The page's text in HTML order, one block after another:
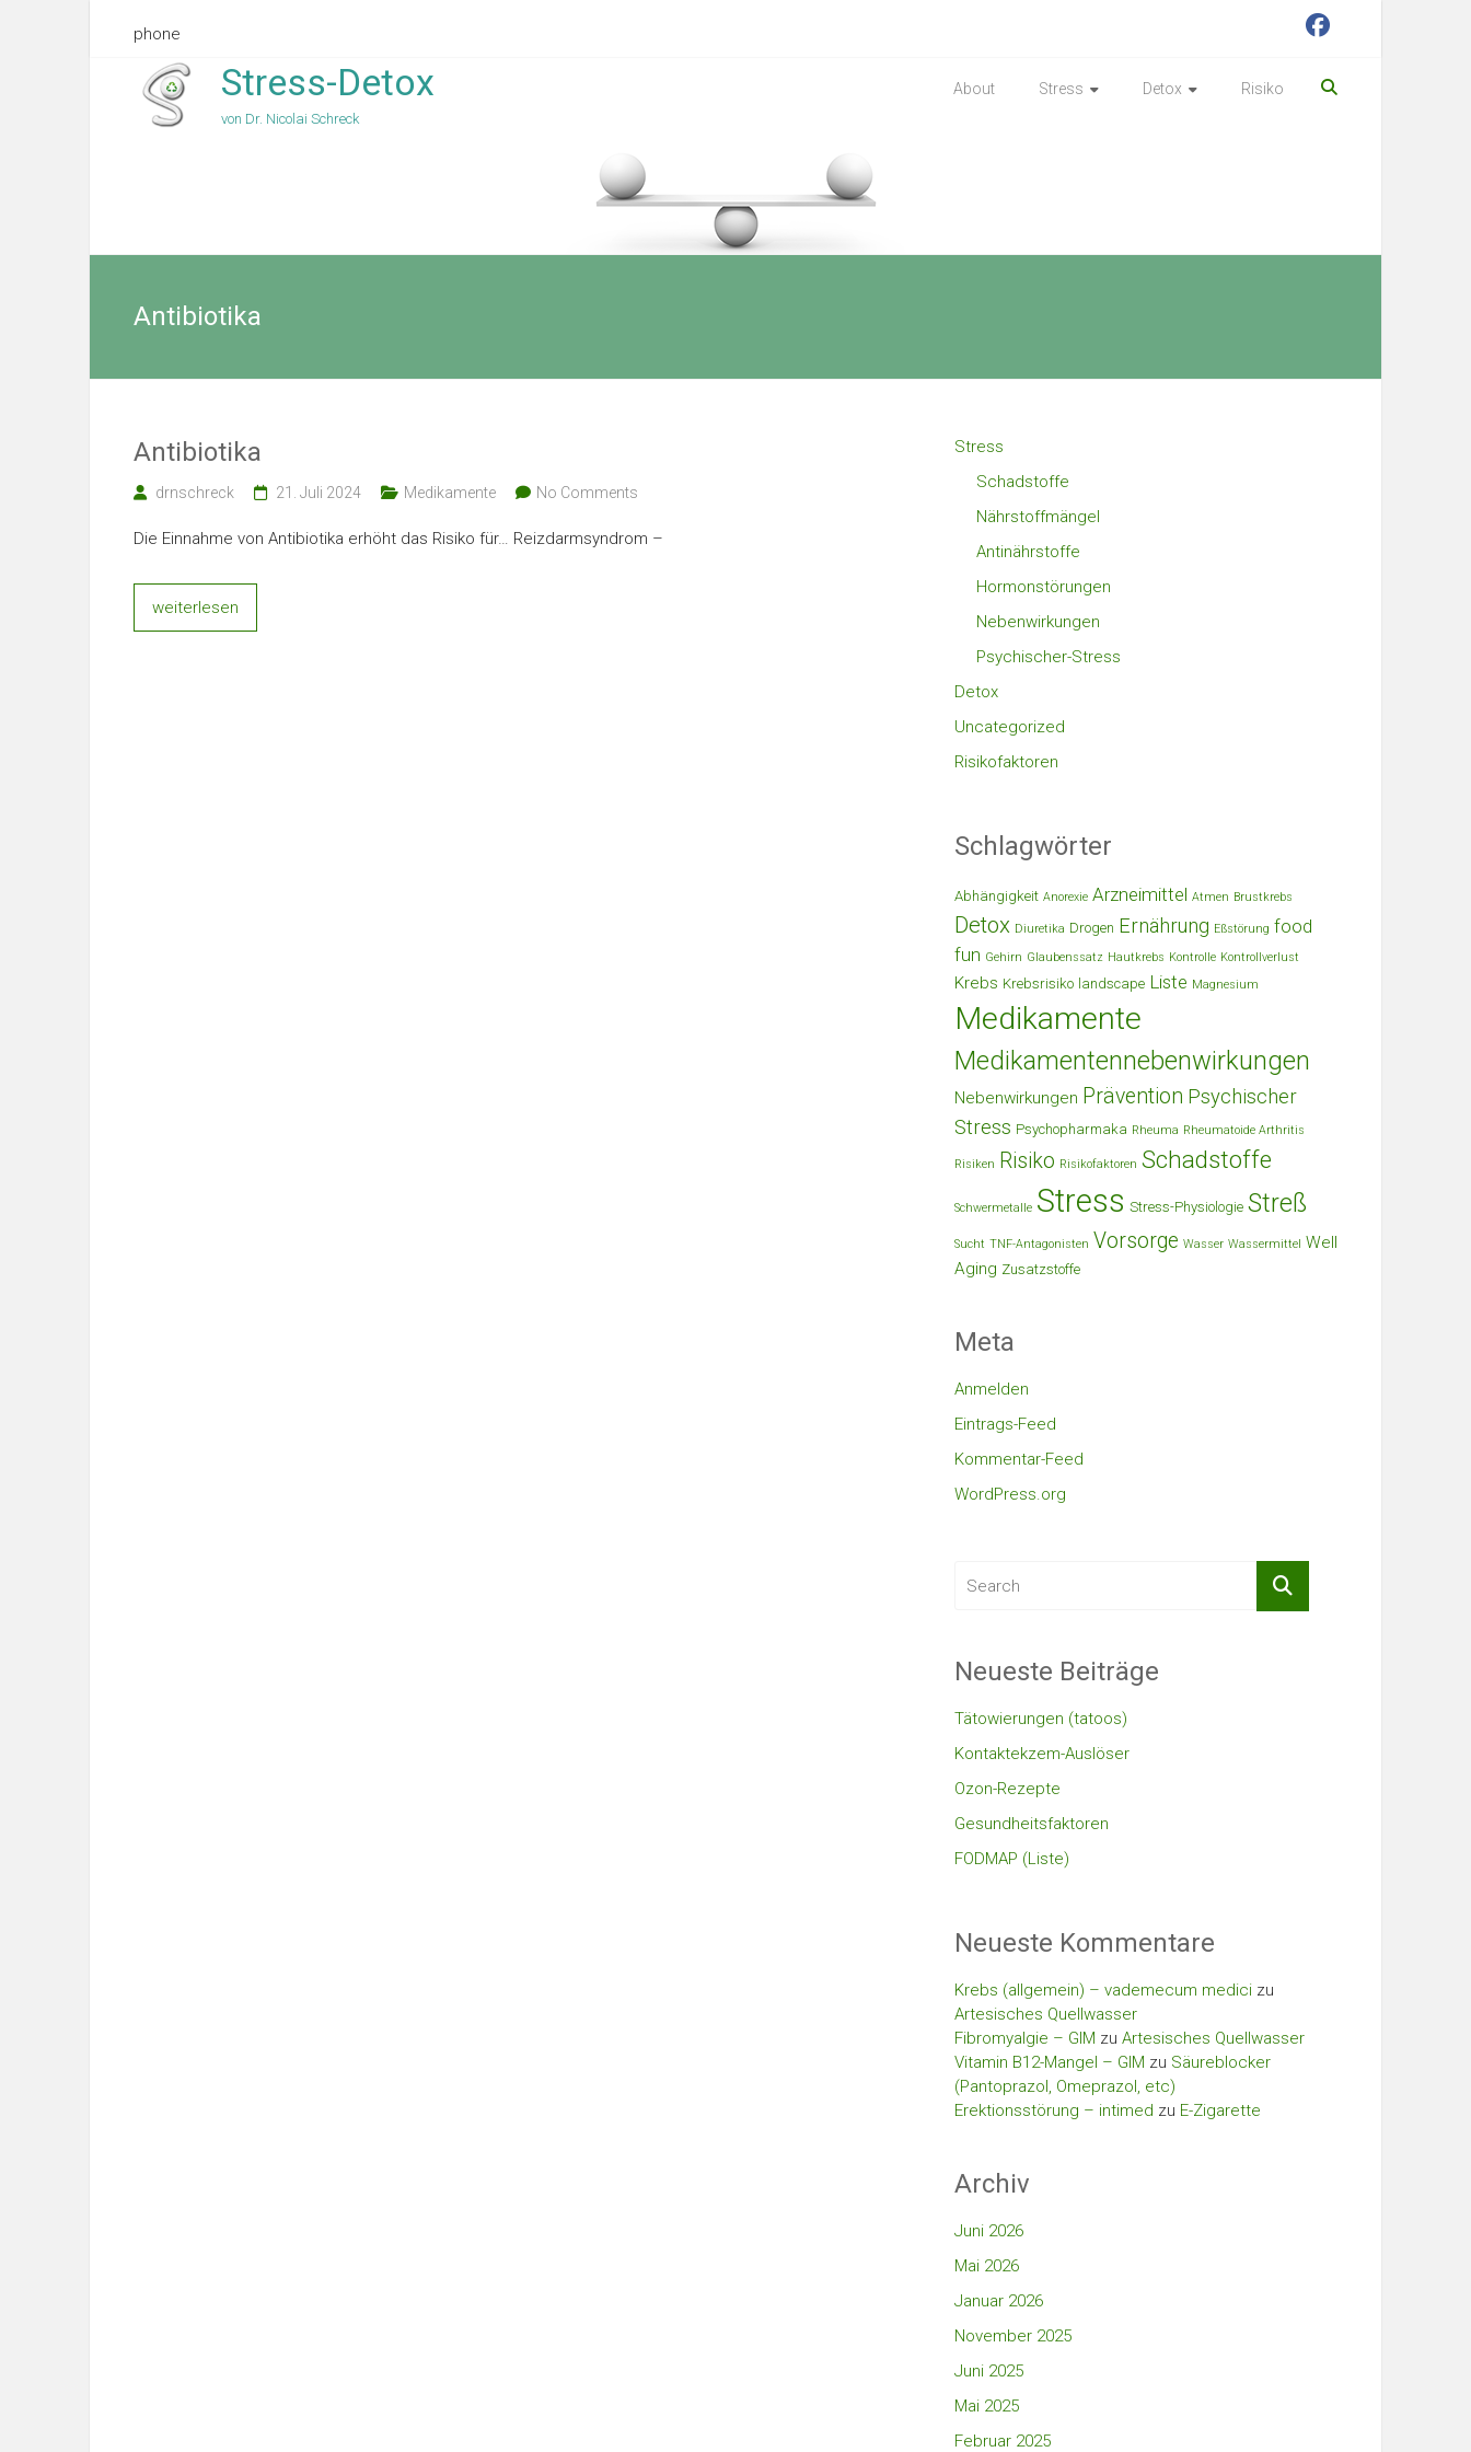
phone
Stress-Detox
von Dr. Nicolai Schreck
About Stress Detox Risiko
Antibiotika
Antibiotika
drnschreck 21. Juli 2024 Medikamente No Comments
Die Einnahme von Antibiotika erhöht das Risiko für… Reizdarmsyndrom –
weiterlesen
Stress
Schadstoffe
Nährstoffmängel
Antinährstoffe
Hormonstörungen
Nebenwirkungen
Psychischer-Stress
Detox
Uncategorized
Risikofaktoren
Schlagwörter
Abhängigkeit Anorexie Arzneimittel Atmen Brustkrebs
Detox Diuretika Drogen Ernährung Eßstörung food
fun Gehirn Glaubenssatz Hautkrebs Kontrolle Kontrollverlust
Krebs Krebsrisiko landscape Liste Magnesium
Medikamente
Medikamentennebenwirkungen
Nebenwirkungen Prävention Psychischer
Stress Psychopharmaka Rheuma Rheumatoide Arthritis
Risiken Risiko Risikofaktoren Schadstoffe
Schwermetalle Stress Stress-Physiologie Streß
Sucht TNF-Antagonisten Vorsorge Wasser Wassermittel Well
Aging Zusatzstoffe
Meta
Anmelden
Eintrags-Feed
Kommentar-Feed
WordPress.org
Neueste Beiträge
Tätowierungen (tatoos)
Kontaktekzem-Auslöser
Ozon-Rezepte
Gesundheitsfaktoren
FODMAP (Liste)
Neueste Kommentare
Krebs (allgemein) – vademecum medici zu
Artesisches Quellwasser
Fibromyalgie – GIM zu Artesisches Quellwasser
Vitamin B12-Mangel – GIM zu Säureblocker
(Pantoprazol, Omeprazol, etc)
Erektionsstörung – intimed zu E-Zigarette
Archiv
Juni 2026
Mai 2026
Januar 2026
November 2025
Juni 2025
Mai 2025
Februar 2025